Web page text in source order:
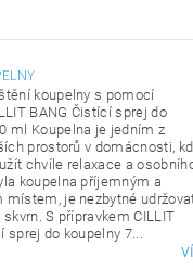
koupelny s pomocí
BANG Čistící sprej do
ml Koupelna je jedním z
prostorů v domácnosti,
chvíle relaxace a
koupelna příjemným a
místem, je nezbytné
S přípravkem CILLIT
sprej do koupelny 7...